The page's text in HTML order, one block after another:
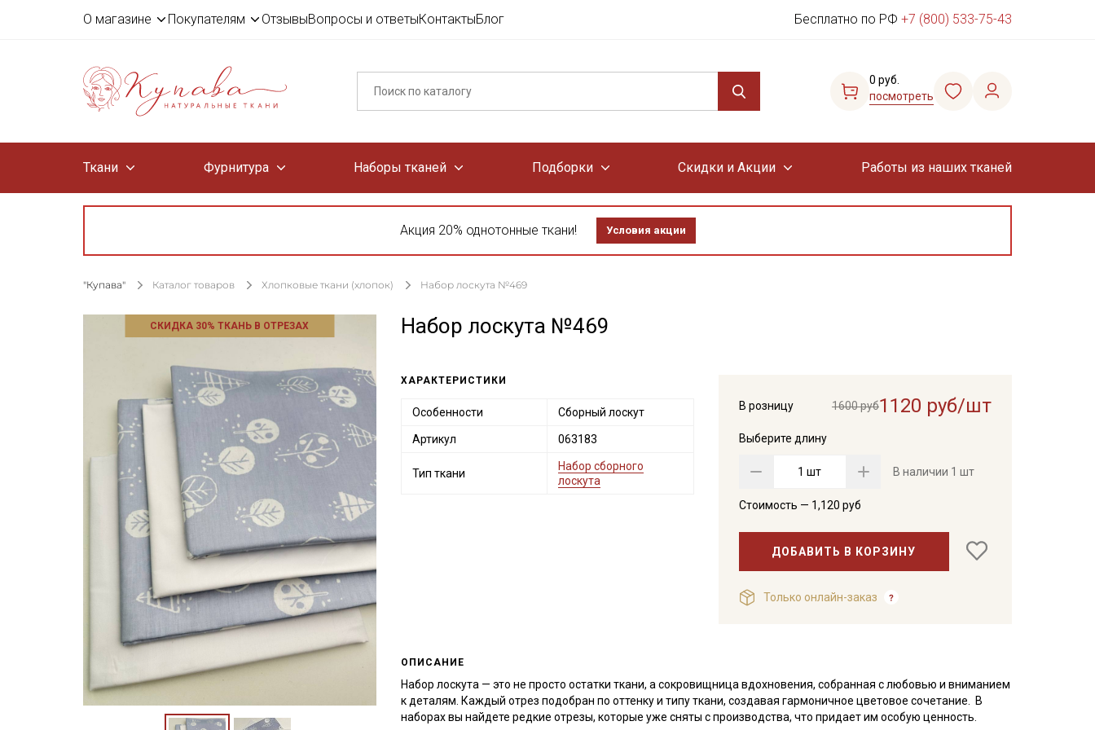
О магазине Покупателям ОтзывыВопросы и ответыКонтактыБлог Бесплатно по РФ +7 (800) 533-75-43
0 руб.
посмотреть
Ткани Фурнитура Наборы тканей Подборки Скидки и Акции Работы из наших тканей
Акция 20% однотонные ткани! Условия акции
"Купава" Каталог товаров Хлопковые ткани (хлопок) Набор лоскута №469
СКИДКА 30% ТКАНЬ В ОТРЕЗАХ Набор лоскута №469
В розницу 1600 руб1120 руб/шт
Выберите длину
шт В наличии 1 шт
Стоимость — 1,120 руб
ДОБАВИТЬ В КОРЗИНУ
Только онлайн-заказ
ХАРАКТЕРИСТИКИ
Особенности Сборный лоскут
Артикул 063183
Тип ткани
Набор сборного
лоскута
ОПИСАНИЕ
Набор лоскута — это не просто остатки ткани, а сокровищница вдохновения, собранная с любовью и вниманием
к деталям. Каждый отрез подобран по оттенку и типу ткани, создавая гармоничное цветовое сочетание. В
наборах вы найдете редкие отрезы, которые уже сняты с производства, что придает им особую ценность.